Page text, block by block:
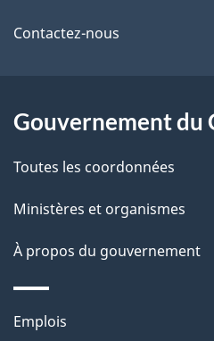
l
d
e
p
a
de
site
Contactez-nous
Gouvernement du
Toutes les coordonnées
Ministères et organismes
À propos du gouvernement
Thèmes
Emplois